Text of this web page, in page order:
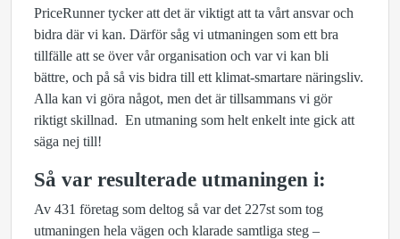
PriceRunner tycker att det är viktigt att ta vårt ansvar och
bidra där vi kan. Därför såg vi utmaningen som ett bra
tillfälle att se över vår organisation och var vi kan bli
bättre, och på så vis bidra till ett klimat-smartare näringsliv.
Alla kan vi göra något, men det är tillsammans vi gör
riktigt skillnad. En utmaning som helt enkelt inte gick att
säga nej till!
Så var resulterade utmaningen i:
Av 431 företag som deltog så var det 227st som tog
utmaningen hela vägen och klarade samtliga steg –